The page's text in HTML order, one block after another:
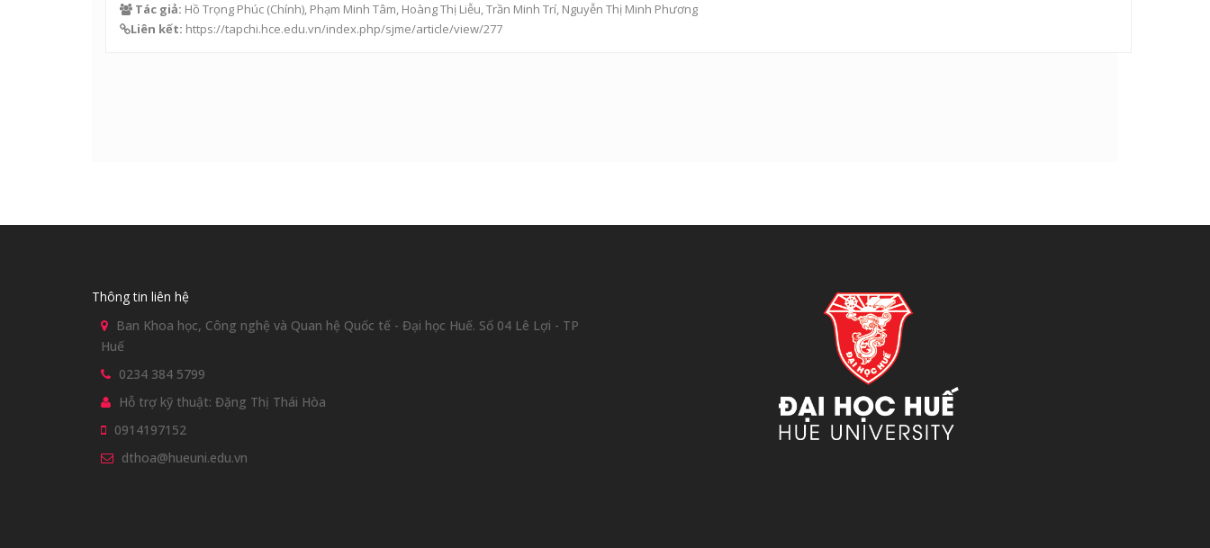
Tác giả: Hồ Trọng Phúc (Chính), Phạm Minh Tâm, Hoàng Thị Liễu,Trần Minh Trí, Nguyễn Thị Minh Phương
Liên kết: https://tapchi.hce.edu.vn/index.php/sjme/article/view/277
Thông tin liên hệ
Ban Khoa học, Công nghệ và Quan hệ Quốc tế - Đại học Huế. Số 04 Lê Lợi - TP
Huế
0234 384 5799
Hỗ trợ kỹ thuật: Đặng Thị Thái Hòa
0914197152
dthoa@hueuni.edu.vn